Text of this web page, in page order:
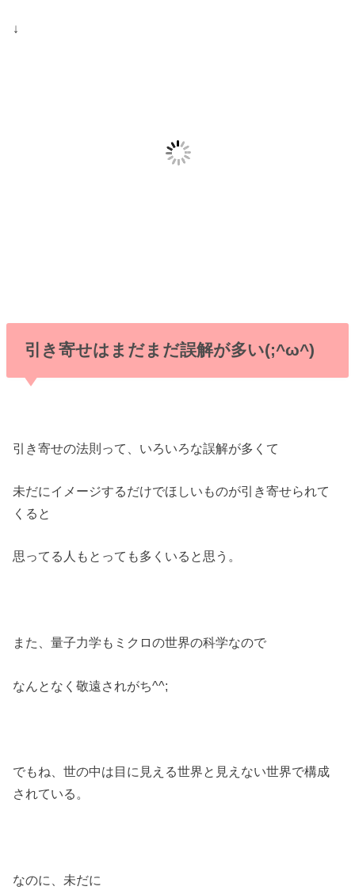
↓
引き寄せはまだまだ誤解が多い(;^ω^)
引き寄せの法則って、いろいろな誤解が多くて
未だにイメージするだけでほしいものが引き寄せられて
くると
思ってる人もとっても多くいると思う。
また、量子力学もミクロの世界の科学なので
なんとなく敬遠されがち^^;
でもね、世の中は目に見える世界と見えない世界で構成
されている。
なのに、未だに